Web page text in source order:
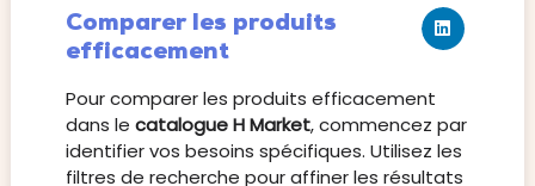
Comparer les produits
efficacement
Pour comparer les produits efficacement
dans le catalogue H Market, commencez par
identifier vos besoins spécifiques. Utilisez les
filtres de recherche pour affiner les résultats